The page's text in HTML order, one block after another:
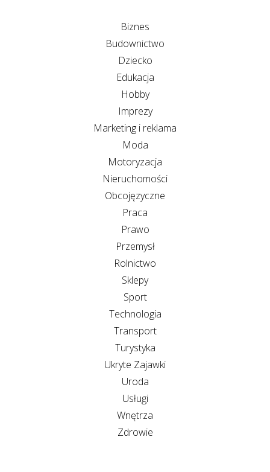
Biznes
Budownictwo
Dziecko
Edukacja
Hobby
Imprezy
Marketing i reklama
Moda
Motoryzacja
Nieruchomości
Obcojęzyczne
Praca
Prawo
Przemysł
Rolnictwo
Sklepy
Sport
Technologia
Transport
Turystyka
Ukryte Zajawki
Uroda
Usługi
Wnętrza
Zdrowie